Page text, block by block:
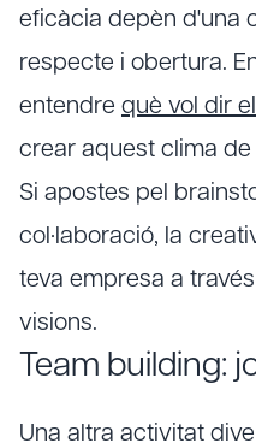
eficàcia depèn d'una
respecte i obertura.
entendre què vol dir
crear aquest clima de
Si apostes pel
col·laboració, la
teva empresa a
visions.
Team building:
Una altra activitat